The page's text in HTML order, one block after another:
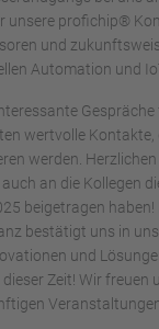
unsere profichip®
und
Automation und
wertvolle Kontakte,
werden.
an die Kollegen
beigetragen
bestätigt uns in
und
Zeit! Wir freuen